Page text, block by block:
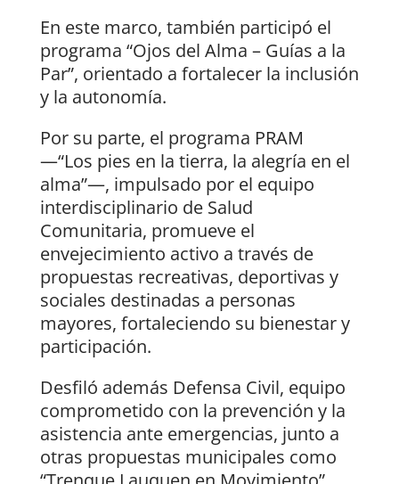
En este marco, también participó el
programa “Ojos del Alma – Guías a la
Par”, orientado a fortalecer la inclusión
y la autonomía.
Por su parte, el programa PRAM
—“Los pies en la tierra, la alegría en el
alma”—, impulsado por el equipo
interdisciplinario de Salud
Comunitaria, promueve el
envejecimiento activo a través de
propuestas recreativas, deportivas y
sociales destinadas a personas
mayores, fortaleciendo su bienestar y
participación.
Desfiló además Defensa Civil, equipo
comprometido con la prevención y la
asistencia ante emergencias, junto a
otras propuestas municipales como